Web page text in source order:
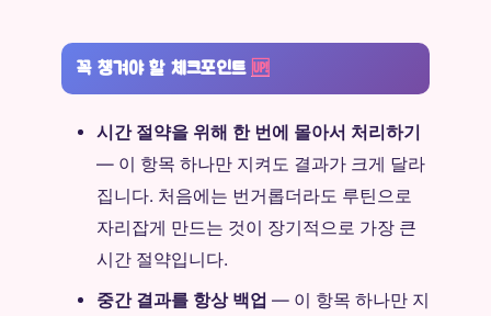
꼭 챙겨야 할 체크포인트 🆙
시간 절약을 위해 한 번에 몰아서 처리하기
— 이 항목 하나만 지켜도 결과가 크게 달라
집니다. 처음에는 번거롭더라도 루틴으로
자리잡게 만드는 것이 장기적으로 가장 큰
시간 절약입니다.
중간 결과를 항상 백업 — 이 항목 하나만 지